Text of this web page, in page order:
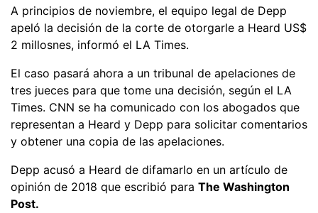
A principios de noviembre, el equipo legal de Depp
apeló la decisión de la corte de otorgarle a Heard US$
2 millosnes, informó el LA Times.
El caso pasará ahora a un tribunal de apelaciones de
tres jueces para que tome una decisión, según el LA
Times. CNN se ha comunicado con los abogados que
representan a Heard y Depp para solicitar comentarios
y obtener una copia de las apelaciones.
Depp acusó a Heard de difamarlo en un artículo de
opinión de 2018 que escribió para The Washington
Post.